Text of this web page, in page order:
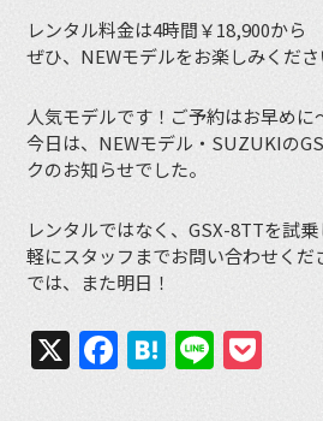
レンタル料金は4時間￥18,900から
ぜひ、NEWモデルをお楽しみくだ
人気モデルです！ご予約はお早めに
今日は、NEWモデル・SUZUKIの
クのお知らせでした。
レンタルではなく、GSX-8TTを試
軽にスタッフまでお問い合わせくだ
では、また明日！
X Facebook
Hatena
Line